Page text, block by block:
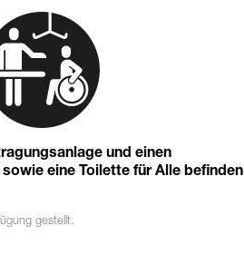
und einen
eine Toilette für Alle befinden
gestellt.